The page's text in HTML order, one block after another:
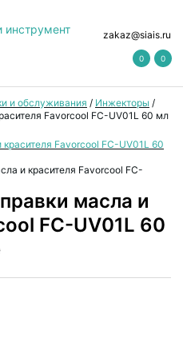
инструмент zakaz@siais.ru
0 0
и обслуживания / Инжекторы /
Favorcool FC-UV01L 60 мл
масла и
FC-UV01L 60